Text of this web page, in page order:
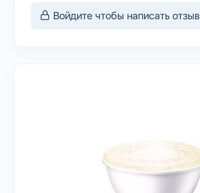
Войдите чтобы написать отзыв